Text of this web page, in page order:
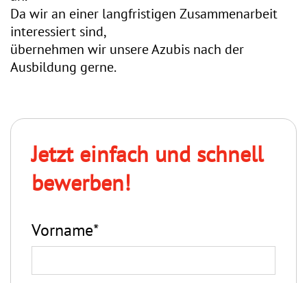
Da wir an einer langfristigen Zusammenarbeit
interessiert sind,
übernehmen wir unsere Azubis nach der
Ausbildung gerne.
Jetzt einfach und schnell
bewerben!
Vorname*